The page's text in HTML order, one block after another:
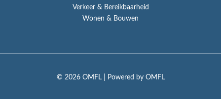
Verkeer & Bereikbaarheid
Wonen & Bouwen
© 2026 OMFL | Powered by OMFL